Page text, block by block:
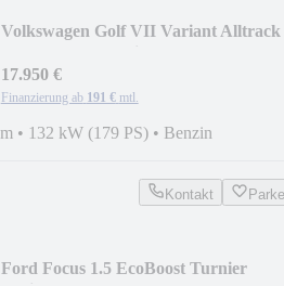
Volkswagen Golf VII Variant Alltrack
17.950 €
Finanzierung ab 191 € mtl.
• 132 kW (179 PS) • Benzin
Kontakt
Ford Focus 1.5 EcoBoost Turnier